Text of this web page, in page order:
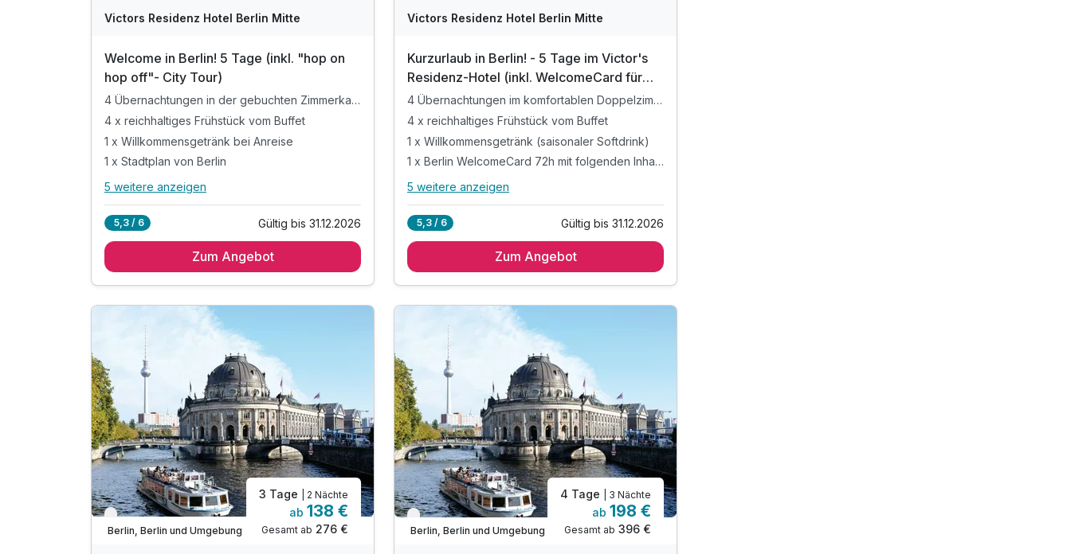
Victors Residenz Hotel Berlin Mitte
Welcome in Berlin! 5 Tage (inkl. "hop on
hop off"- City Tour)
4 Übernachtungen in der gebuchten Zimmerkategorie
4 x reichhaltiges Frühstück vom Buffet
1 x Willkommensgetränk bei Anreise
1 x Stadtplan von Berlin
Alle Inklusivleistungen
Zimmerkategorie
4 x reichhaltiges Frühstück vom Buffet
1 x Stadtplan von Berlin
1 x Flasche Mineralwasser auf dem Zimmer
inkl. "hop on hop off" - Tour durch Berlin
inkl. garantierter Spätabreise bis 12 Uhr
inkl. WLAN-Nutzung im gesamten Hotel
inkl. Festnetz-Telefonie
5 weitere anzeigen
5,3 / 6 Gültig bis 31.12.2026
Zum Angebot
Victors Residenz Hotel Berlin Mitte
Kurzurlaub in Berlin! - 5 Tage im Victor's
Residenz-Hotel (inkl. WelcomeCard für
72h)
4 Übernachtungen im komfortablen Doppelzimmer
4 x reichhaltiges Frühstück vom Buffet
1 x Willkommensgetränk (saisonaler Softdrink)
1 x Berlin WelcomeCard 72h mit folgenden Inhalten:
Alle Inklusivleistungen
Doppelzimmer
4 x reichhaltiges Frühstück vom Buffet
1 x Berlin WelcomeCard 72h mit folgenden
Inhalten:
inkl. öffentlicher Nahverkehr der Zone AB
inkl. bis 50% Rabatt in 200 Sehenswürdigkeiten*
1 x Stadtplan von Berlin
inkl. WLAN-Nutzung im gesamten Hotel
Gratis Phone Flat-kostenfreies Telefonieren
5 weitere anzeigen
5,3 / 6 Gültig bis 31.12.2026
Zum Angebot
Verfügbar bis Dezember
Berlin, Berlin und Umgebung
3 Tage | 2 Nächte
ab 138 €
Gesamt ab 276 €
Verfügbar bis Dezember
Berlin, Berlin und Umgebung
4 Tage | 3 Nächte
ab 198 €
Gesamt ab 396 €